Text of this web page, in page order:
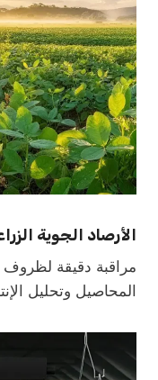
الأرصاد الجوية
مراقبة دقيقة لظروف
المحاصيل وتحليل